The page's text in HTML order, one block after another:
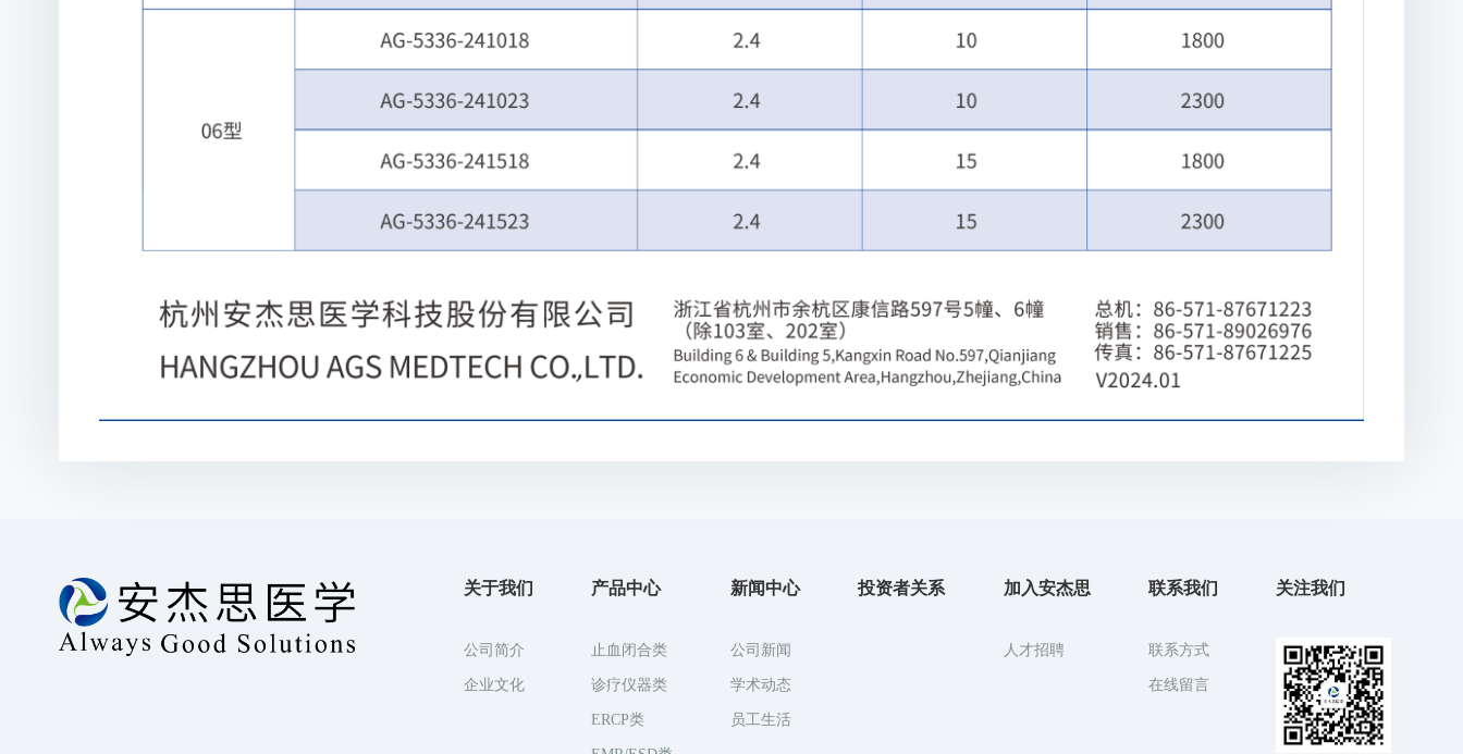
关于我们
公司简介
企业文化
产品中心
止血闭合类
诊疗仪器类
ERCP类
新闻中心
公司新闻
学术动态
员工生活
投资者关系 加入安杰思
人才招聘
联系我们
联系方式
在线留言
关注我们